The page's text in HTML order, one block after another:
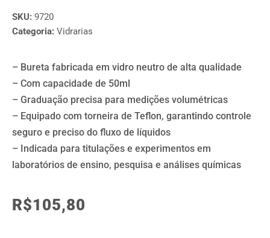
SKU: 9720
Categoria: Vidrarias
– Bureta fabricada em vidro neutro de alta qualidade
– Com capacidade de 50ml
– Graduação precisa para medições volumétricas
– Equipado com torneira de Teflon, garantindo controle
seguro e preciso do fluxo de líquidos
– Indicada para titulações e experimentos em
laboratórios de ensino, pesquisa e análises químicas
R$105,80